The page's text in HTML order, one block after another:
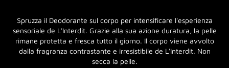
Spruzza il Deodorante sul corpo per intensificare l'esperienza
sensoriale de L'Interdit. Grazie alla sua azione duratura, la pelle
rimane protetta e fresca tutto il giorno. Il corpo viene avvolto
dalla fragranza contrastante e irresistibile de L'Interdit. Non
secca la pelle.